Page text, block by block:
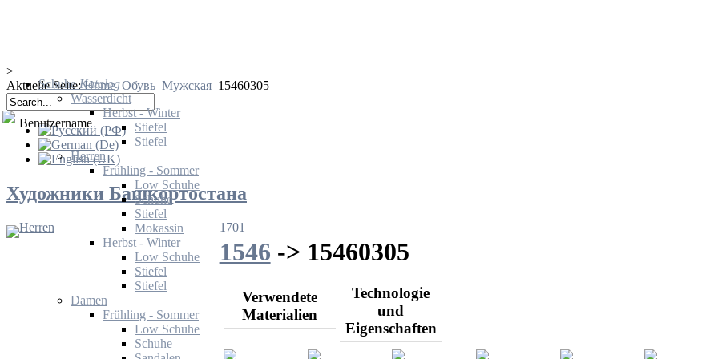
SchuheKatalog
Wasserdicht
Herbst - Winter
Stiefel
Stiefel
Herren
Frühling - Sommer
Low Schuhe
Schuhe
Stiefel
Mokassin
Herbst - Winter
Low Schuhe
Stiefel
Stiefel
Damen
Frühling - Sommer
Low Schuhe
Schuhe
>
Aktuelle Seite:Home Обувь Мужская 15460305
Benutzername
Художники Башкортостана
Herren 1701
1546 -> 15460305
Verwendete
Materialien
Technologie
und
Eigenschaften